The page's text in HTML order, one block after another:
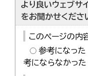
より良いウェブサ
をお聞かせくださ
このページの内
参考になった
考にならなかった